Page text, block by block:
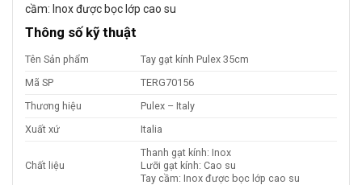
cầm: Inox được bọc lớp cao su
Thông số kỹ thuật
Tên Sản phẩm
Tay gạt kính Pulex 35cm
Mã SP
TERG70156
Thương hiệu
Pulex – Italy
Xuất xứ
Italia
Chất liệu
Thanh gạt kính: Inox
Lưỡi gạt kính: Cao su
Tay cầm: Inox được bọc lớp cao su